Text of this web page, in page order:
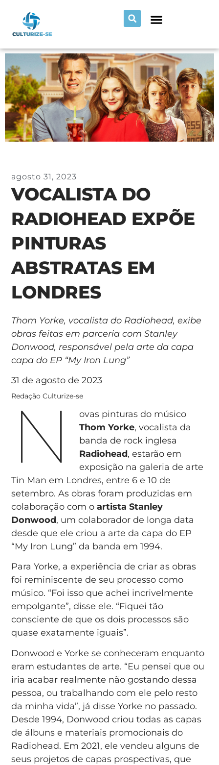
agosto 31, 2023
VOCALISTA DO
RADIOHEAD EXPÕE
PINTURAS
ABSTRATAS EM
LONDRES
Thom Yorke, vocalista do Radiohead, exibe
obras feitas em parceria com Stanley
Donwood, responsável pela arte da capa
capa do EP “My Iron Lung”
31 de agosto de 2023
Redação Culturize-se
N
ovas pinturas do músico
Thom Yorke, vocalista da
banda de rock inglesa
Radiohead, estarão em
exposição na galeria de arte
Tin Man em Londres, entre 6 e 10 de
setembro. As obras foram produzidas em
colaboração com oartista Stanley
Donwood, um colaborador de longa data
desde que ele criou a arte da capa do EP
“My Iron Lung” da banda em 1994.
Para Yorke, a experiência de criar as obras
foi reminiscente de seu processo como
músico. “Foi isso que achei incrivelmente
empolgante”, disse ele. “Fiquei tão
consciente de que os dois processos são
quase exatamente iguais”.
Donwood e Yorke se conheceram enquanto
eram estudantes de arte. “Eu pensei que ou
iria acabar realmente não gostando dessa
pessoa, ou trabalhando com ele pelo resto
da minha vida”, já disse Yorke no passado.
Desde 1994, Donwood criou todas as capas
de álbuns e materiais promocionais do
Radiohead. Em 2021, ele vendeu alguns de
seus projetos de capas prospectivas, que